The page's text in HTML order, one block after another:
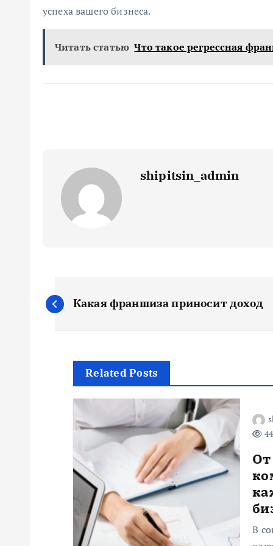
успеха вашего бизнеса.
Читать статью Что такое регрессная
shipitsin_admin
Н
Какая франшиза приносит доход
Related Posts
От
В